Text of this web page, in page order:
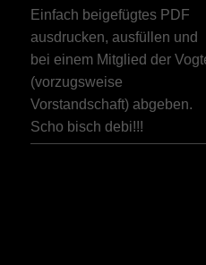
Einfach beigefügtes PDF
ausdrucken, ausfüllen und
bei einem Mitglied der
(vorzugsweise
Vorstandschaft) abgeben.
Scho bisch debi!!!